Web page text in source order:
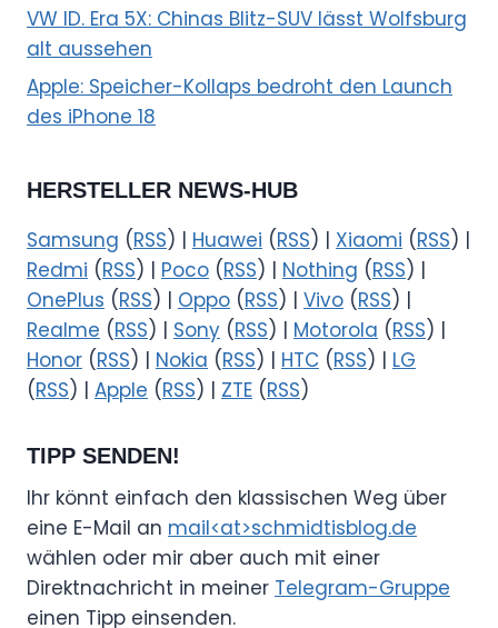
VW ID. Era 5X: Chinas Blitz-SUV lässt Wolfsburg
alt aussehen
Apple: Speicher-Kollaps bedroht den Launch
des iPhone 18
HERSTELLER NEWS-HUB
Samsung (RSS) | Huawei (RSS) | Xiaomi (RSS) |
Redmi (RSS) | Poco (RSS) | Nothing (RSS) |
OnePlus (RSS) | Oppo (RSS) | Vivo (RSS) |
Realme (RSS) | Sony (RSS) | Motorola (RSS) |
Honor (RSS) | Nokia (RSS) | HTC (RSS) | LG
(RSS) | Apple (RSS) | ZTE (RSS)
TIPP SENDEN!
Ihr könnt einfach den klassischen Weg über
eine E-Mail an mail<at>schmidtisblog.de
wählen oder mir aber auch mit einer
Direktnachricht in meiner Telegram-Gruppe
einen Tipp einsenden.